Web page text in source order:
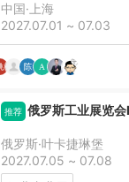
中国·上海
2027.07.01 ~ 07.03
推荐 俄罗斯工业展览
俄罗斯·叶卡捷琳堡
2027.07.05 ~ 07.08